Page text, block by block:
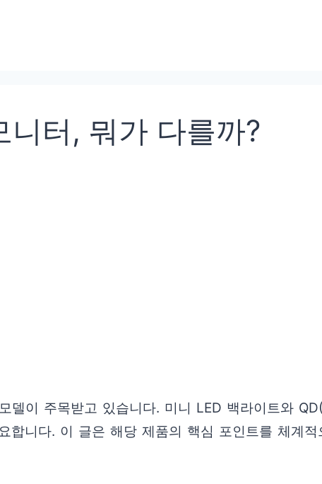
터, 뭐가 다를까?
이 주목받고 있습니다. 미니 LED 백라이트와
합니다. 이 글은 해당 제품의 핵심 포인트를 체계